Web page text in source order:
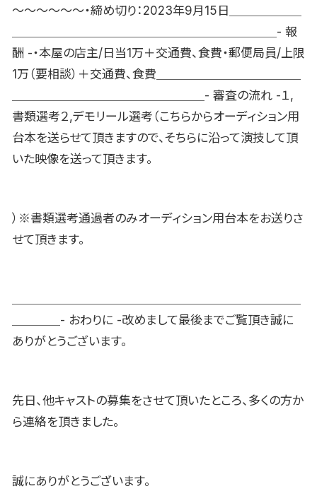
〜〜〜〜〜〜・締め切り：2023年9月15日＿＿＿＿＿＿
＿＿＿＿＿＿＿＿＿＿＿＿＿＿＿＿＿＿＿＿＿＿- 報
酬 -・本屋の店主/日当1万＋交通費、食費・郵便局員/上限
1万（要相談）＋交通費、食費＿＿＿＿＿＿＿＿＿＿＿＿
＿＿＿＿＿＿＿＿＿＿＿＿＿＿＿＿- 審査の流れ -１,
書類選考２,デモリール選考（こちらからオーディション用
台本を送らせて頂きますので、そちらに沿って演技して頂
いた映像を送って頂きます。
）※書類選考通過者のみオーディション用台本をお送りさ
せて頂きます。
＿＿＿＿- おわりに -改めまして最後までご覧頂き誠に
ありがとうございます。
先日、他キャストの募集をさせて頂いたところ、多くの方か
ら連絡を頂きました。
誠にありがとうございます。